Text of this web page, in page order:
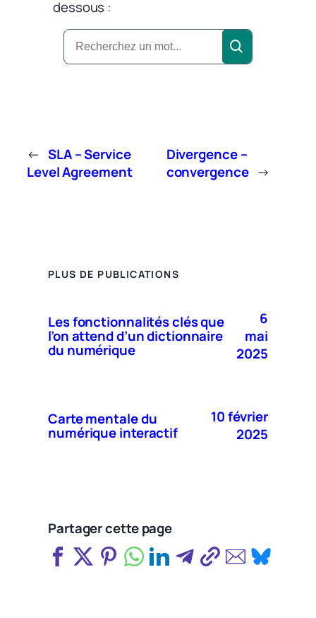
dessous :
← SLA – Service
Level Agreement
Divergence –
convergence →
PLUS DE PUBLICATIONS
Les fonctionnalités clés que
l’on attend d’un dictionnaire
du numérique
6
mai
2025
Carte mentale du
numérique interactif
10 février
2025
Partager cette page